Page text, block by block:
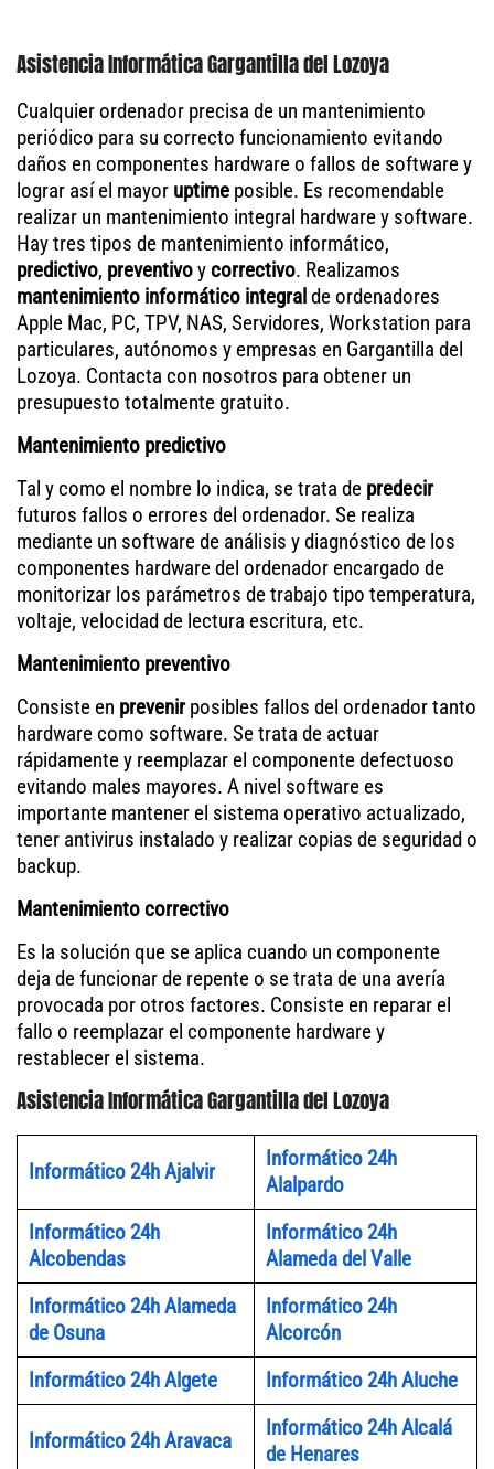
Asistencia Informática Gargantilla del Lozoya
Cualquier ordenador precisa de un mantenimiento
periódico para su correcto funcionamiento evitando
daños en componentes hardware o fallos de software y
lograr así el mayor uptime posible. Es recomendable
realizar un mantenimiento integral hardware y software.
Hay tres tipos de mantenimiento informático,
predictivo, preventivoy correctivo. Realizamos
mantenimiento informático integralde ordenadores
Apple Mac, PC, TPV, NAS, Servidores, Workstation para
particulares, autónomos y empresas en Gargantilla del
Lozoya. Contacta con nosotros para obtener un
presupuesto totalmente gratuito.
Mantenimiento predictivo
Tal y como el nombre lo indica, se trata de predecir
futuros fallos o errores del ordenador. Se realiza
mediante un software de análisis y diagnóstico de los
componentes hardware del ordenador encargado de
monitorizar los parámetros de trabajo tipo temperatura,
voltaje, velocidad de lectura escritura, etc.
Mantenimiento preventivo
Consiste en prevenirposibles fallos del ordenador tanto
hardware como software. Se trata de actuar
rápidamente y reemplazar el componente defectuoso
evitando males mayores. A nivel software es
importante mantener el sistema operativo actualizado,
tener antivirus instalado y realizar copias de seguridad o
backup.
Mantenimiento correctivo
Es la solución que se aplica cuando un componente
deja de funcionar de repente o se trata de una avería
provocada por otros factores. Consiste en reparar el
fallo o reemplazar el componente hardware y
restablecer el sistema.
Asistencia Informática Gargantilla del Lozoya
Informático 24h Ajalvir
Informático 24h
Alalpardo
Informático 24h
Alcobendas
Informático 24h
Alameda del Valle
Informático 24h Alameda
de Osuna
Informático 24h
Alcorcón
Informático 24h Algete
Informático 24h Aluche
Informático 24h Aravaca
Informático 24h Alcalá
de Henares